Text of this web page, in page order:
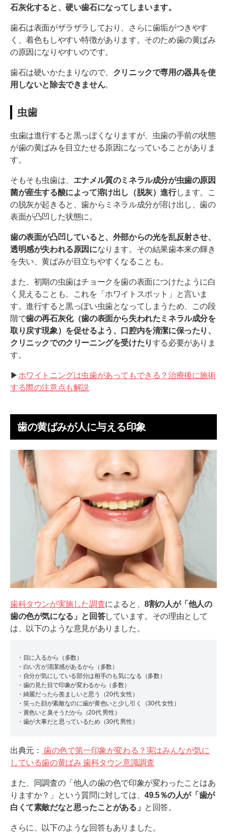
石灰化すると、硬い歯石になってしまいます。
歯石は表面がザラザラしており、さらに歯垢がつきやす
く、着色もしやすい特徴があります。そのため歯の黄ばみ
の原因になりやすいのです。
歯石は硬いかたまりなので、 クリニックで専用の器具を使
用しないと除去できません。
虫歯
虫歯は進行すると黒っぽくなりますが、虫歯の手前の状態
が歯の黄ばみを目立たせる原因になっていることがありま
す。
そもそも虫歯は、 エナメル質のミネラル成分が虫歯の原因
菌が産生する酸によって溶け出し（脱灰）進行します。こ
の脱灰が起きると、歯からミネラル成分が溶け出し、歯の
表面が凸凹した状態に。
歯の表面が凸凹していると、外部からの光を乱反射させ、
透明感が失われる原因になります。その結果歯本来の輝き
を失い、黄ばみが目立ちやすくなることも。
また、初期の虫歯はチョークを歯の表面につけたように白
く見えることも。これを「ホワイトスポット」と言いま
す。進行すると黒っぽい虫歯となってしまうため、この段
階で歯の再石灰化（歯の表面から失われたミネラル成分を
取り戻す現象）を促せるよう、口腔内を清潔に保ったり、
クリニックでのクリーニングを受けたりする必要がありま
す。
▶︎ ホワイトニングは虫歯があってもできる？治療後に施術
する際の注意点も解説
歯の黄ばみが人に与える印象
歯科タウンが実施した調査によると、8割の人が「他人の
歯の色が気になる」と回答しています。その理由として
は、以下のような意見がありました。
・目に入るから（多数）
・白い方が清潔感があるから（多数）
・自分が気にしている部分は相手のも気になる（多数）
・歯の見た目で印象が変わるから（多数）
・綺麗だったら羨ましいと思う（20代 女性）
・笑った顔が素敵なのに歯が黄色いと少し引く（30代 女性）
・黄色いと臭そうだから（20代 男性）
・歯が大事だと思っているため（30代 男性）
出典元： 歯の色で第一印象が変わる？実はみんなが気に
している歯の黄ばみ 歯科タウン意識調査
また、同調査の「他人の歯の色で印象が変わったことはあ
りますか？」という質問に対しては、49.5％の人が「歯が
白くて素敵だなと思ったことがある」 と回答。
さらに、以下のような回答もありました。